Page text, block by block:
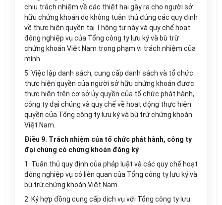
chịu trách nhiệm về các thiệt hại gây ra cho người sở
hữu chứng khoán do không tuân thủ đúng các quy định
về thực hiện quyền tại Thông tư này và quy chế hoạt
động nghiệp vụ của Tổng công ty lưu ký và bù trừ
chứng khoán Việt Nam trong phạm vi trách nhiệm của
mình.
5. Việc lập danh sách, cung cấp danh sách và tổ chức
thực hiện quyền của người sở hữu chứng khoán được
thực hiện trên cơ sở ủy quyền của tổ chức phát hành,
công ty đại chúng và quy chế về hoạt động thực hiện
quyền của Tổng công ty lưu ký và bù trừ chứng khoán
Việt Nam.
Điều 9. Trách nhiệm của tổ chức phát hành, công ty
đại chúng có chứng khoán đăng ký
1. Tuân thủ quy định của pháp luật và các quy chế hoạt
động nghiệp vụ có liên quan của Tổng công ty lưu ký và
bù trừ chứng khoán Việt Nam.
2. Ký hợp đồng cung cấp dịch vụ với Tổng công ty lưu